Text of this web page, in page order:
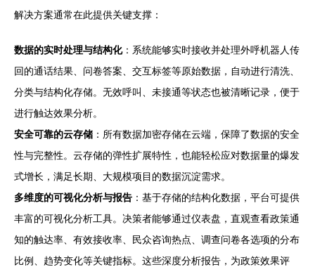
解决方案通常在此提供关键支撑：
数据的实时处理与结构化：系统能够实时接收并处理外呼机器人传
回的通话结果、问卷答案、交互标签等原始数据，自动进行清洗、
分类与结构化存储。无效呼叫、未接通等状态也被清晰记录，便于
进行触达效果分析。
安全可靠的云存储 ：所有数据加密存储在云端，保障了数据的安全
性与完整性。云存储的弹性扩展特性，也能轻松应对数据量的爆发
式增长，满足长期、大规模项目的数据沉淀需求。
多维度的可视化分析与报告 ：基于存储的结构化数据，平台可提供
丰富的可视化分析工具。决策者能够通过仪表盘，直观查看政策通
知的触达率、有效接收率、民众咨询热点、调查问卷各选项的分布
比例、趋势变化等关键指标。这些深度分析报告，为政策效果评